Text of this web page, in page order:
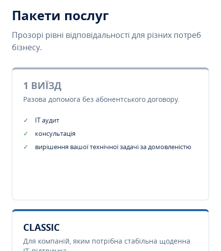
Пакети послуг
Прозорі рівні відповідальності для різних потреб
бізнесу.
1 ВИЇЗД
Разова допомога без абонентського договору.
IT аудит
консультація
вирішення вашої технічної задачі за домовленістю
CLASSIC
Для компаній, яким потрібна стабільна щоденна